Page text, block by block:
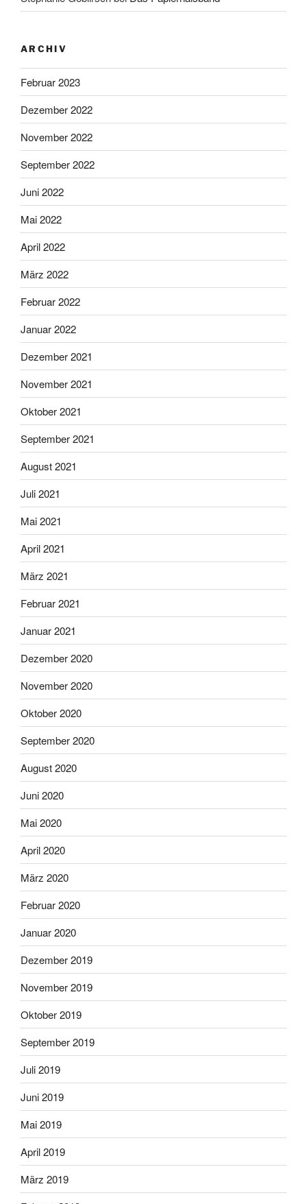
ARCHIV
Februar 2023
Dezember 2022
November 2022
September 2022
Juni 2022
Mai 2022
April 2022
März 2022
Februar 2022
Januar 2022
Dezember 2021
November 2021
Oktober 2021
September 2021
August 2021
Juli 2021
Mai 2021
April 2021
März 2021
Februar 2021
Januar 2021
Dezember 2020
November 2020
Oktober 2020
September 2020
August 2020
Juni 2020
Mai 2020
April 2020
März 2020
Februar 2020
Januar 2020
Dezember 2019
November 2019
Oktober 2019
September 2019
Juli 2019
Juni 2019
Mai 2019
April 2019
März 2019